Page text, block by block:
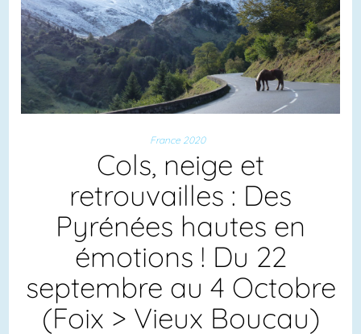
France 2020
Cols, neige et
retrouvailles : Des
Pyrénées hautes en
émotions ! Du 22
septembre au 4 Octobre
(Foix > Vieux Boucau)